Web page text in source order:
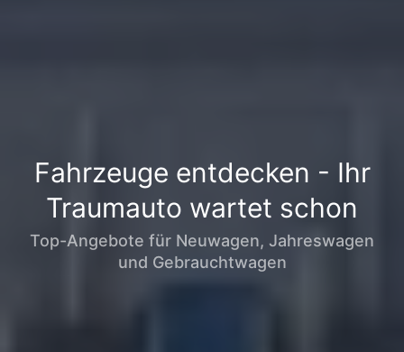
Fahrzeuge entdecken - Ihr
Traumauto wartet schon
Top-Angebote für Neuwagen, Jahreswagen
und Gebrauchtwagen